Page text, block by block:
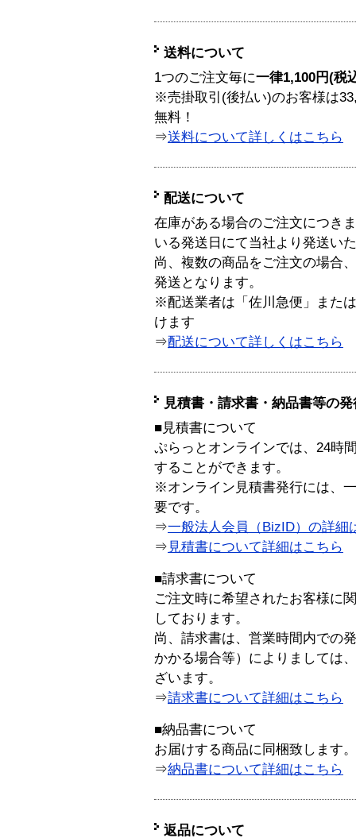
送料について
1つのご注文毎に一律1,100円(税
※売掛取引(後払い)のお客様は
無料！
⇒送料について詳しくはこちら
配送について
在庫がある場合のご注文につき
いる発送日にて当社より発送い
尚、複数の商品をご注文の場合
発送となります。
※配送業者は「佐川急便」また
けます
⇒配送について詳しくはこちら
見積書・請求書・納品書等の
■見積書について
ぷらっとオンラインでは、24時
することができます。
※オンライン見積書発行には、
要です。
⇒一般法人会員（BizID）の詳細
⇒ 見積書について詳細はこちら
■請求書について
ご注文時に希望されたお客様に
しております。
尚、請求書は、営業時間内での
かかる場合等）によりましては
ざいます。
⇒請求書について詳細はこちら
■納品書について
お届けする商品に同梱致します。
⇒納品書について詳細はこちら
返品について